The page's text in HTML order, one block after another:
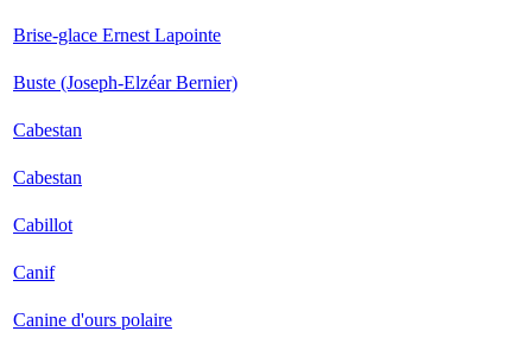
Brise-glace Ernest Lapointe
Buste (Joseph-Elzéar Bernier)
Cabestan
Cabestan
Cabillot
Canif
Canine d'ours polaire